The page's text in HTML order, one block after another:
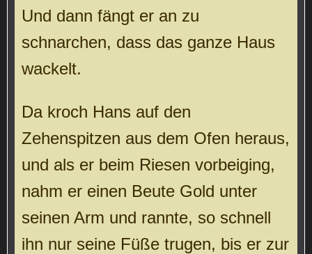
Und dann fängt er an zu
schnarchen, dass das ganze Haus
wackelt.
Da kroch Hans auf den
Zehenspitzen aus dem Ofen heraus,
und als er beim Riesen vorbeiging,
nahm er einen Beute Gold unter
seinen Arm und rannte, so schnell
ihn nur seine Füße trugen, bis er zur